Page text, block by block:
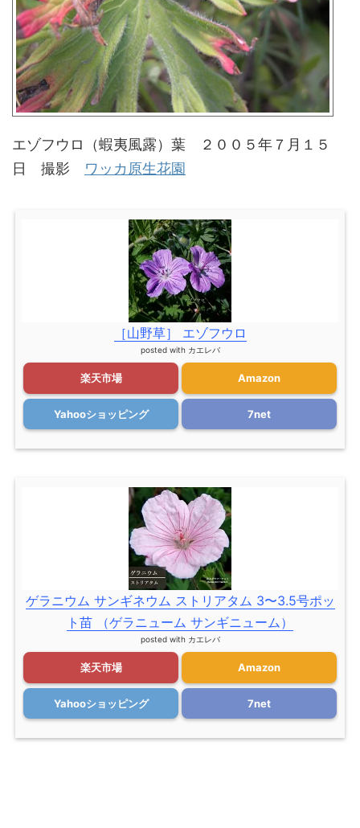
エゾフウロ（蝦夷風露）葉 ２００５年７月１５
日 撮影 ワッカ原生花園
［山野草］ エゾフウロ
posted with カエレバ
楽天市場 Amazon
Yahooショッピング 7net
ゲラニウム サンギネウム ストリアタム 3〜3.5号ポッ
ト苗 （ゲラニューム サンギニューム）
posted with カエレバ
楽天市場 Amazon
Yahooショッピング 7net